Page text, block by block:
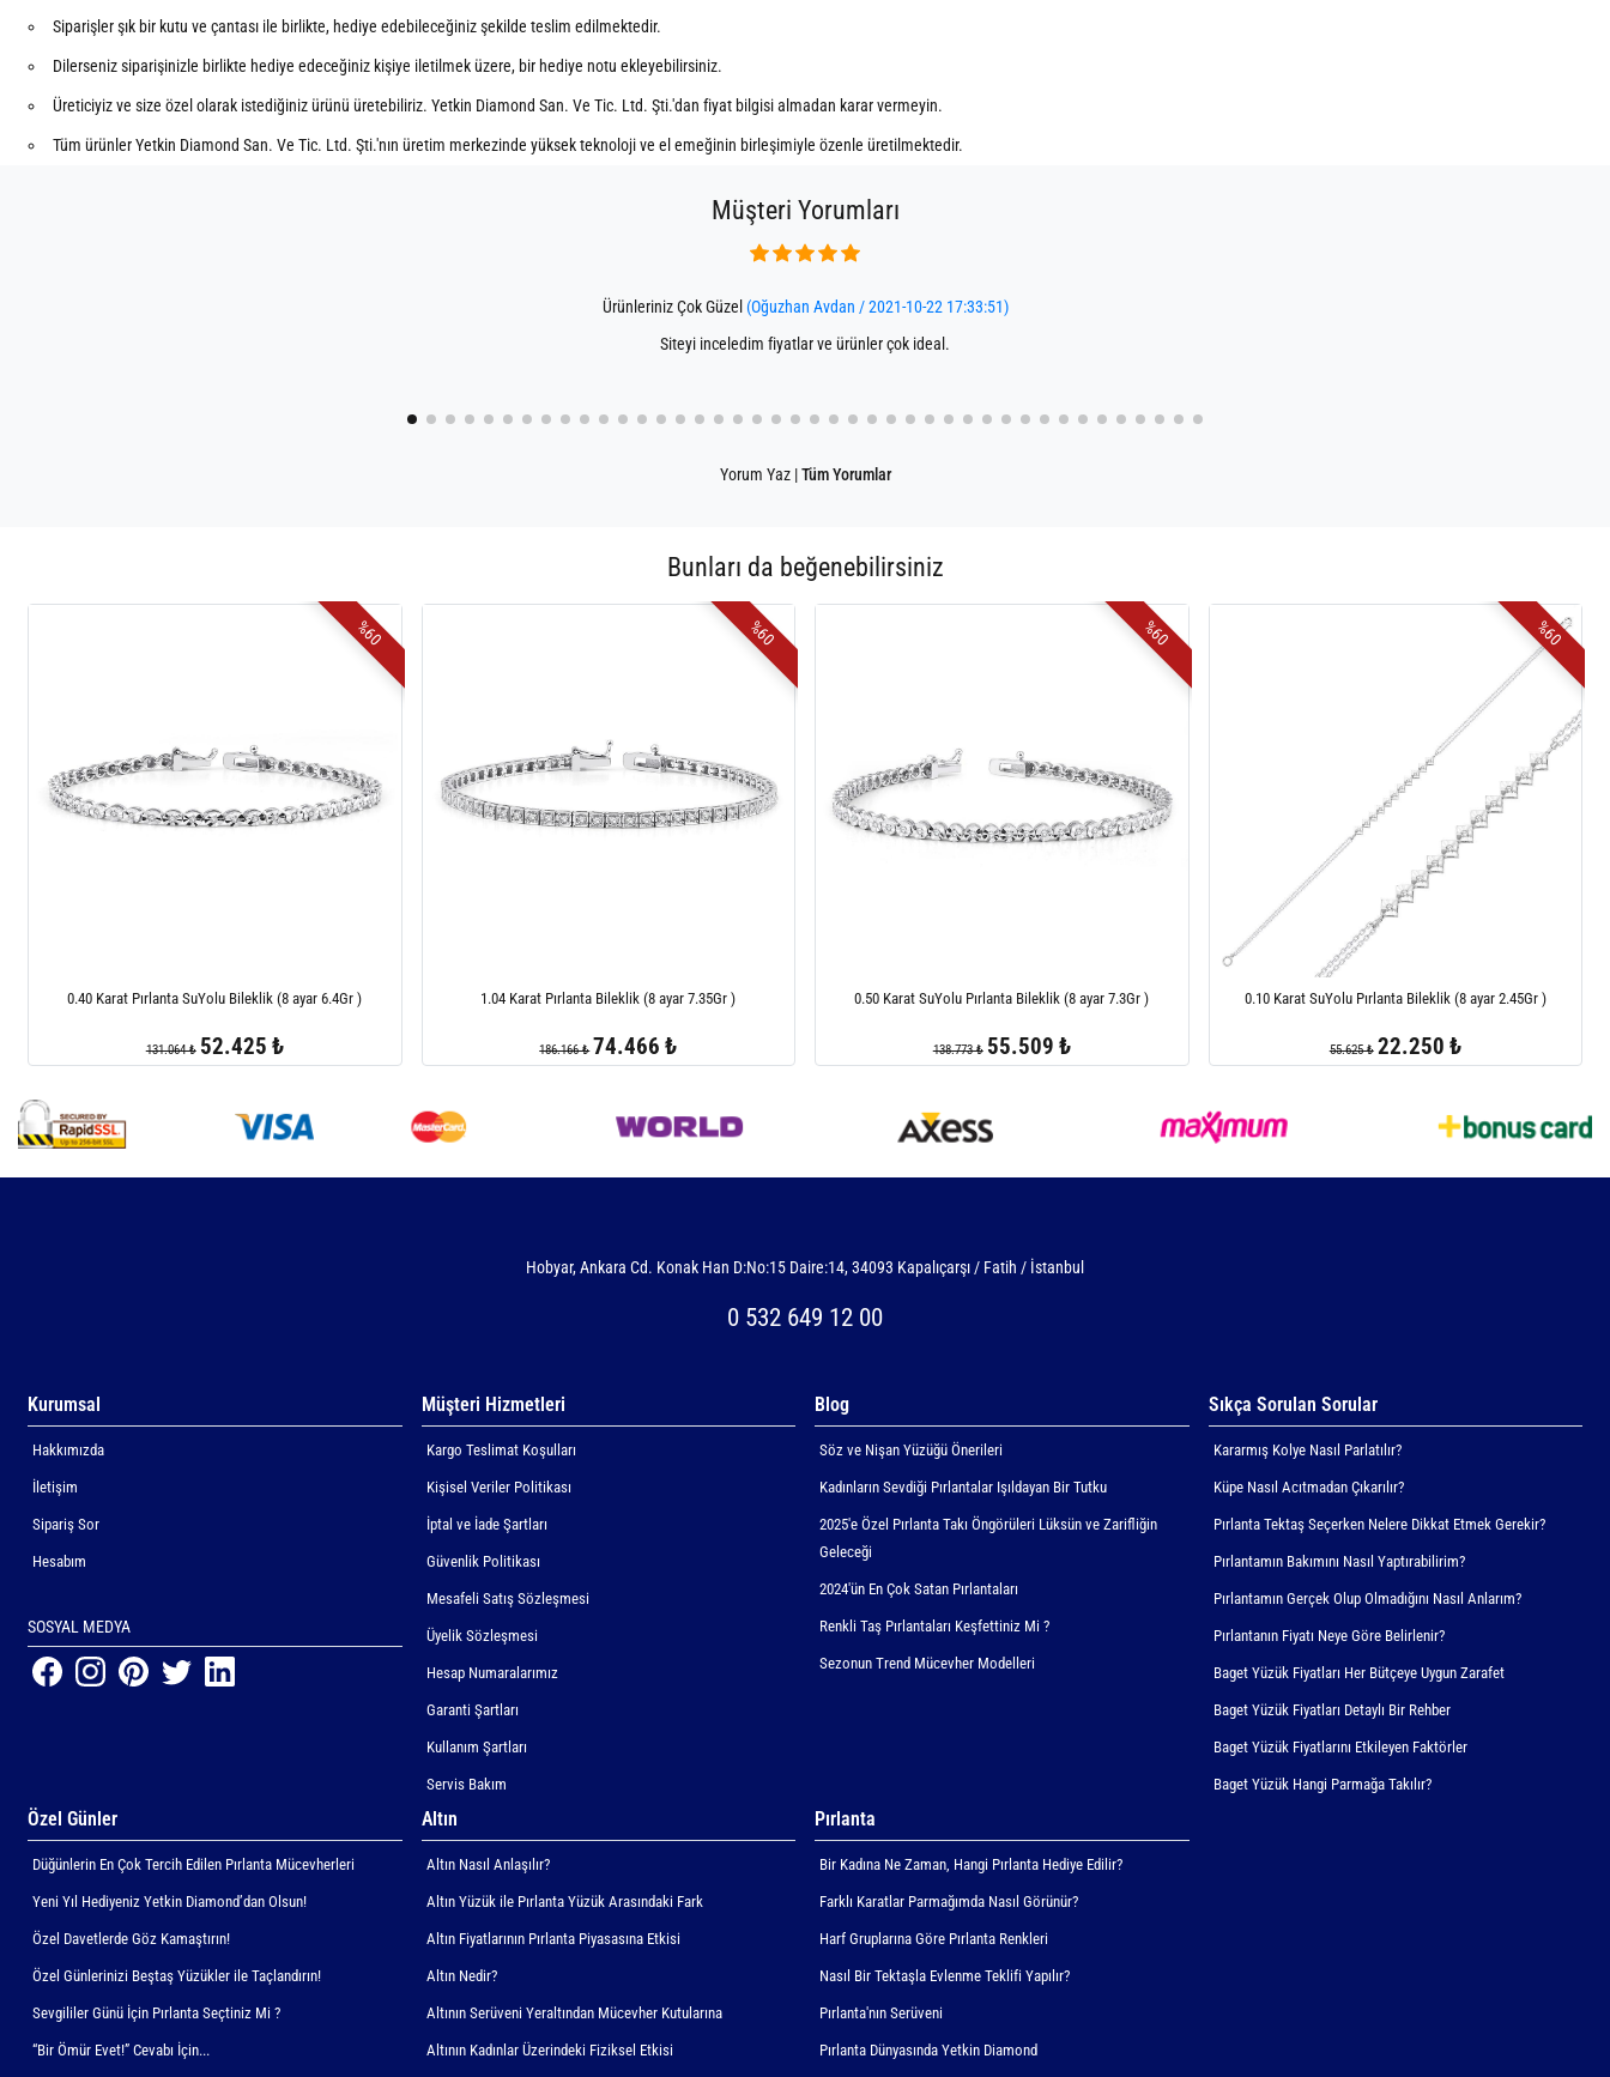
Siparişler şık bir kutu ve çantası ile birlikte, hediye edebileceğiniz şekilde teslim edilmektedir.
Dilerseniz siparişinizle birlikte hediye edeceğiniz kişiye iletilmek üzere, bir hediye notu ekleyebilirsiniz.
Üreticiyiz ve size özel olarak istediğiniz ürünü üretebiliriz. Yetkin Diamond San. Ve Tic. Ltd. Şti.'dan fiyat bilgisi almadan karar vermeyin.
Tüm ürünler Yetkin Diamond San. Ve Tic. Ltd. Şti.'nın üretim merkezinde yüksek teknoloji ve el emeğinin birleşimiyle özenle üretilmektedir.
Müşteri Yorumları
Ürünleriniz Çok Güzel (Oğuzhan Avdan / 2021-10-22 17:33:51)
Siteyi inceledim fiyatlar ve ürünler çok ideal.
Yorum Yaz | Tüm Yorumlar
Bunları da beğenebilirsiniz
%60
0.40 Karat Pırlanta SuYolu Bileklik (8 ayar 6.4Gr )
131.064 ₺ 52.425 ₺
%60
1.04 Karat Pırlanta Bileklik (8 ayar 7.35Gr )
186.166 ₺ 74.466 ₺
%60
0.50 Karat SuYolu Pırlanta Bileklik (8 ayar 7.3Gr )
138.773 ₺ 55.509 ₺
%60
0.10 Karat SuYolu Pırlanta Bileklik (8 ayar 2.45Gr )
55.625 ₺ 22.250 ₺
Hobyar, Ankara Cd. Konak Han D:No:15 Daire:14, 34093 Kapalıçarşı / Fatih / İstanbul
0 532 649 12 00
Kurumsal
Hakkımızda
İletişim
Sipariş Sor
Hesabım
SOSYAL MEDYA
Müşteri Hizmetleri
Kargo Teslimat Koşulları
Kişisel Veriler Politikası
İptal ve İade Şartları
Güvenlik Politikası
Mesafeli Satış Sözleşmesi
Üyelik Sözleşmesi
Hesap Numaralarımız
Garanti Şartları
Kullanım Şartları
Servis Bakım
Blog
Söz ve Nişan Yüzüğü Önerileri
Kadınların Sevdiği Pırlantalar Işıldayan Bir Tutku
2025'e Özel Pırlanta Takı Öngörüleri Lüksün ve Zarifliğin
Geleceği
2024'ün En Çok Satan Pırlantaları
Renkli Taş Pırlantaları Keşfettiniz Mi ?
Sezonun Trend Mücevher Modelleri
Sıkça Sorulan Sorular
Kararmış Kolye Nasıl Parlatılır?
Küpe Nasıl Acıtmadan Çıkarılır?
Pırlanta Tektaş Seçerken Nelere Dikkat Etmek Gerekir?
Pırlantamın Bakımını Nasıl Yaptırabilirim?
Pırlantamın Gerçek Olup Olmadığını Nasıl Anlarım?
Pırlantanın Fiyatı Neye Göre Belirlenir?
Baget Yüzük Fiyatları Her Bütçeye Uygun Zarafet
Baget Yüzük Fiyatları Detaylı Bir Rehber
Baget Yüzük Fiyatlarını Etkileyen Faktörler
Baget Yüzük Hangi Parmağa Takılır?
Özel Günler
Düğünlerin En Çok Tercih Edilen Pırlanta Mücevherleri
Yeni Yıl Hediyeniz Yetkin Diamond’dan Olsun!
Özel Davetlerde Göz Kamaştırın!
Özel Günlerinizi Beştaş Yüzükler ile Taçlandırın!
Sevgililer Günü İçin Pırlanta Seçtiniz Mi ?
“Bir Ömür Evet!” Cevabı İçin...
Altın
Altın Nasıl Anlaşılır?
Altın Yüzük ile Pırlanta Yüzük Arasındaki Fark
Altın Fiyatlarının Pırlanta Piyasasına Etkisi
Altın Nedir?
Altının Serüveni Yeraltından Mücevher Kutularına
Altının Kadınlar Üzerindeki Fiziksel Etkisi
Pırlanta
Bir Kadına Ne Zaman, Hangi Pırlanta Hediye Edilir?
Farklı Karatlar Parmağımda Nasıl Görünür?
Harf Gruplarına Göre Pırlanta Renkleri
Nasıl Bir Tektaşla Evlenme Teklifi Yapılır?
Pırlanta'nın Serüveni
Pırlanta Dünyasında Yetkin Diamond